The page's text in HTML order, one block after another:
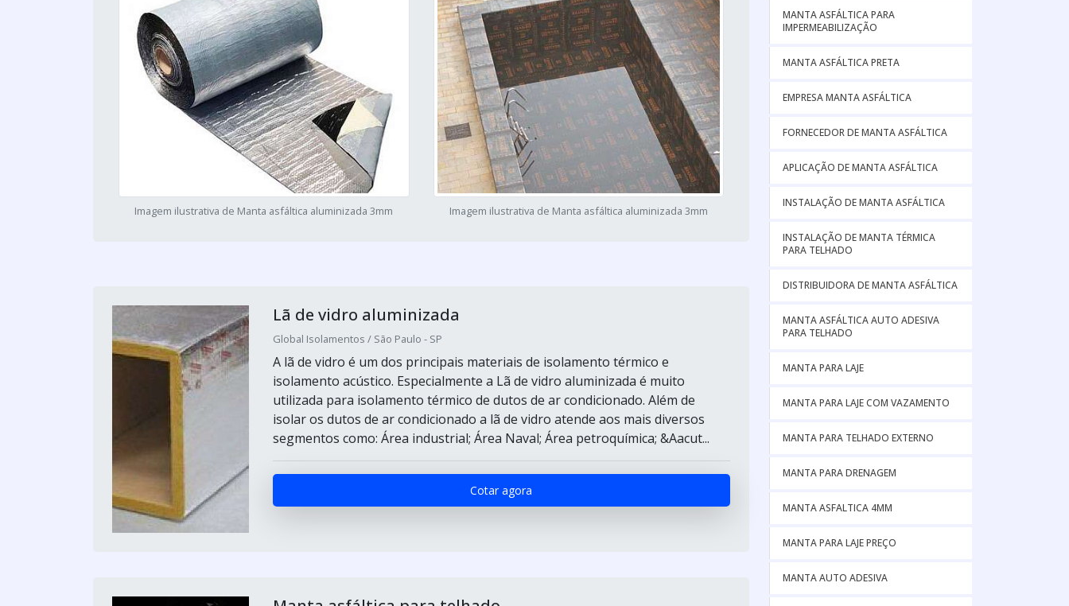
Imagem ilustrativa de Manta asfáltica aluminizada 3mm Imagem ilustrativa de Manta asfáltica aluminizada 3mm
Lã de vidro aluminizada
Global Isolamentos / São Paulo - SP
A lã de vidro é um dos principais materiais de isolamento térmico e
isolamento acústico. Especialmente a Lã de vidro aluminizada é muito
utilizada para isolamento térmico de dutos de ar condicionado. Além de
isolar os dutos de ar condicionado a lã de vidro atende aos mais diversos
segmentos como: Área industrial; Área Naval; Área petroquímica; &Aacut...
Cotar agora
MANTA ASFÁLTICA PARA
IMPERMEABILIZAÇÃO
MANTA ASFÁLTICA PRETA
EMPRESA MANTA ASFÁLTICA
FORNECEDOR DE MANTA ASFÁLTICA
APLICAÇÃO DE MANTA ASFÁLTICA
INSTALAÇÃO DE MANTA ASFÁLTICA
INSTALAÇÃO DE MANTA TÉRMICA
PARA TELHADO
DISTRIBUIDORA DE MANTA ASFÁLTICA
MANTA ASFÁLTICA AUTO ADESIVA
PARA TELHADO
MANTA PARA LAJE
MANTA PARA LAJE COM VAZAMENTO
MANTA PARA TELHADO EXTERNO
MANTA PARA DRENAGEM
MANTA ASFALTICA 4MM
MANTA PARA LAJE PREÇO
MANTA AUTO ADESIVA